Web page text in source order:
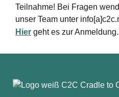
Teilnahme! Bei Fragen
unser Team unter
Hier geht es zur Anmeldung.